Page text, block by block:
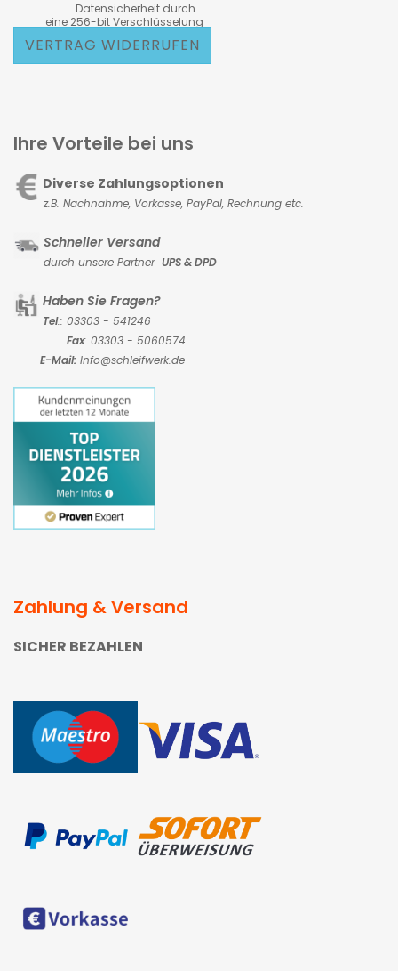
Datensicherheit durch
eine 256-bit Verschlüsselung
VERTRAG WIDERRUFEN
Ihre Vorteile bei uns
Diverse Zahlungsoptionen
z.B. Nachnahme, Vorkasse, PayPal, Rechnung etc.
Schneller Versand
durch unsere Partner UPS & DPD
Haben Sie Fragen?
Tel.: 03303 - 541246
Fax: 03303 - 5060574
E-Mail: Info@schleifwerk.de
Zahlung & Versand
SICHER BEZAHLEN